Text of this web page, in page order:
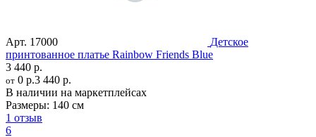
Арт. 17000
Детское
принтованное платье Rainbow Friends Blue
3 440 р.
от 0 р.3 440 р.
В наличии на маркетплейсах
Размеры: 140 см
1 отзыв
6